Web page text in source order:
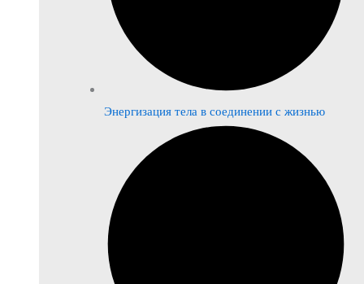
Энергизация тела в соединении с жизнью